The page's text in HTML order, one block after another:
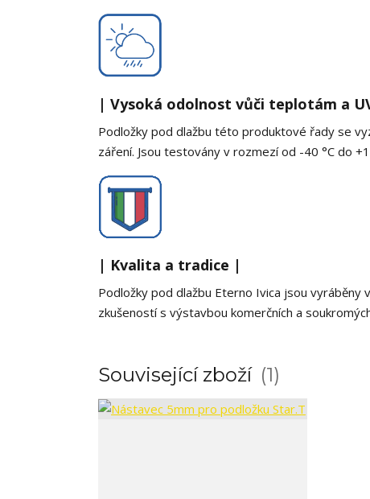
| Vysoká odolnost vůči teplotám a
Podložky pod dlažbu této produktové řady se
záření. Jsou testovány v rozmezí od -40 °C do
| Kvalita a tradice |
Podložky pod dlažbu Eterno Ivica jsou
zkušeností s výstavbou komerčních a
Související zboží 1